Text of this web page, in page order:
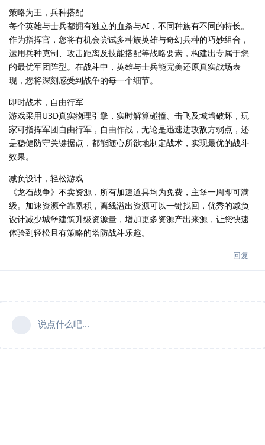
策略为王，兵种搭配
每个英雄与士兵都拥有独立的血条与AI，不同种族有不同的特长。
作为指挥官，您将有机会尝试多种族英雄与奇幻兵种的巧妙组合，
运用兵种克制、攻击距离及技能搭配等战略要素，构建出专属于您
的最优军团阵型。在战斗中，英雄与士兵能完美还原真实战场表
现，您将深刻感受到战争的每一个细节。
即时战术，自由行军
游戏采用U3D真实物理引擎，实时解算碰撞、击飞及城墙破坏，玩
家可指挥军团自由行军，自由作战，无论是迅速进攻敌方弱点，还
是稳健防守关键据点，都能随心所欲地制定战术，实现最优的战斗
效果。
减负设计，轻松游戏
《龙石战争》不卖资源，所有加速道具均为免费，主堡一周即可满
级。加速资源全靠累积，离线溢出资源可以一键找回，优秀的减负
设计减少城堡建筑升级资源量，增加更多资源产出来源，让您快速
体验到轻松且有策略的塔防战斗乐趣。
回复
说点什么吧...